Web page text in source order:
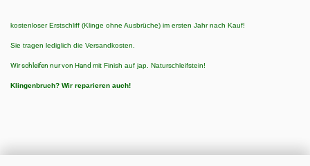
kostenloser Erstschliff (Klinge ohne Ausbrüche) im ersten Jahr nach Kauf!
Sie tragen lediglich die Versandkosten.
Wir schleifen nur von Hand mit Finish auf jap. Naturschleifstein!
Klingenbruch? Wir reparieren auch!